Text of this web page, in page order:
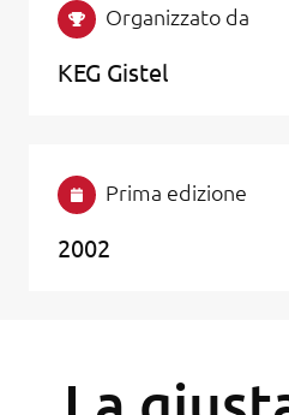
Organizzato da
KEG Gistel
Prima edizione
2002